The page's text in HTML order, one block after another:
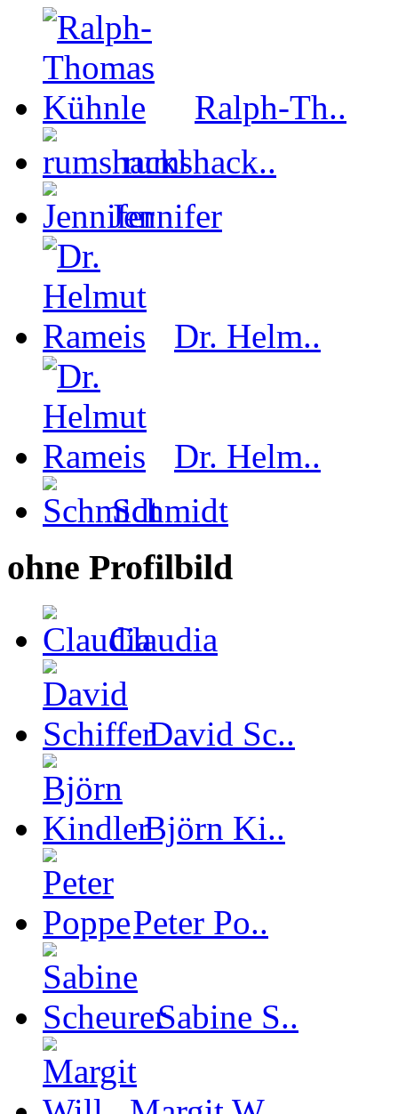
Ralph-Th..
rumshack..
Jennifer
Dr. Helm..
Dr. Helm..
Schmidt
ohne Profilbild
Claudia
David Sc..
Björn Ki..
Peter Po..
Sabine S..